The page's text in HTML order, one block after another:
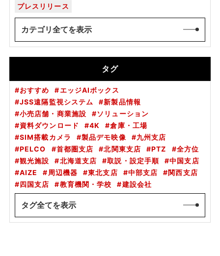
プレスリリース
カテゴリ全てを表示
タグ
おすすめ
エッジAIボックス
JSS遠隔監視システム
新製品情報
小売店舗・商業施設
ソリューション
資料ダウンロード
4K
倉庫・工場
SIM搭載カメラ
製品デモ映像
九州支店
PELCO
首都圏支店 北関東支店 PTZ
全方位
観光施設
北海道支店 取説・設定手順
中国支店
AIZE
周辺機器 東北支店 中部支店
関西支店
四国支店
教育機関・学校 建設会社
タグ全てを表示